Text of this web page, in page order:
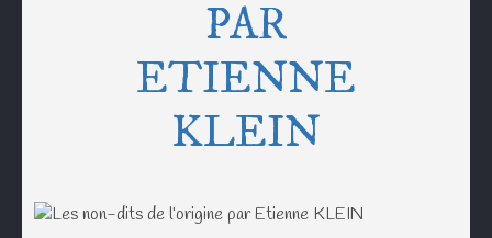
PAR
ETIENNE
KLEIN